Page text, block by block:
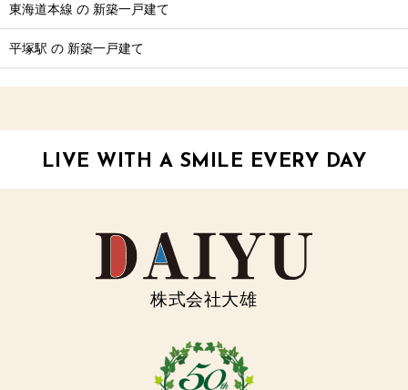
東海道本線 の 新築一戸建て
平塚駅 の 新築一戸建て
LIVE WITH A SMILE EVERY DAY
株式会社大雄